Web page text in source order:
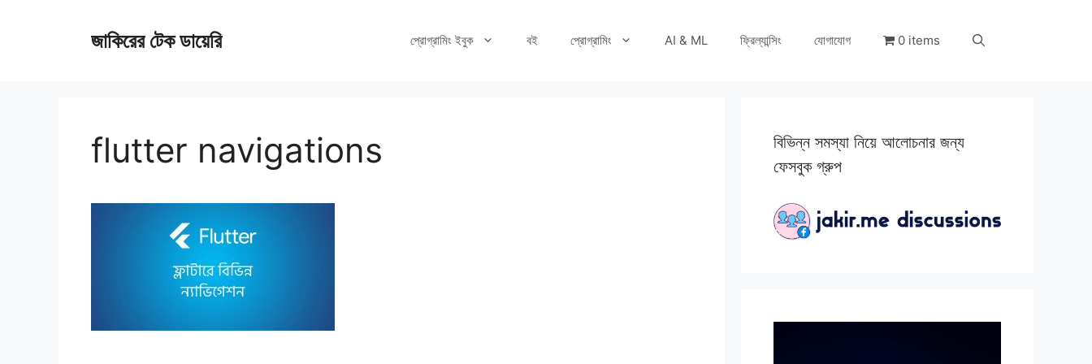
জাকিরের টেক ডায়েরি প্রোগ্রামিং ইবুক বই প্রোগ্রামিং AI & ML ফ্রিল্যান্সিং যোগাযোগ 0 items
flutter navigations
বিভিন্ন সমস্যা নিয়ে আলোচনার জন্য
ফেসবুক গ্রুপ